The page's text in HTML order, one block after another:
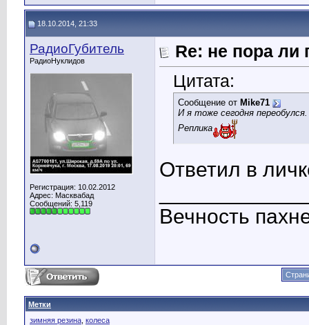
18.10.2014, 21:33
РадиоГубитель
РадиоНуклидов
Регистрация: 10.02.2012
Адрес: Масквабад
Сообщений: 5,119
Re: не пора ли
Цитата:
Сообщение от Mike71
И я тоже сегодня
Реплика
Ответил в
Вечность
Метки
зимняя резина колеса